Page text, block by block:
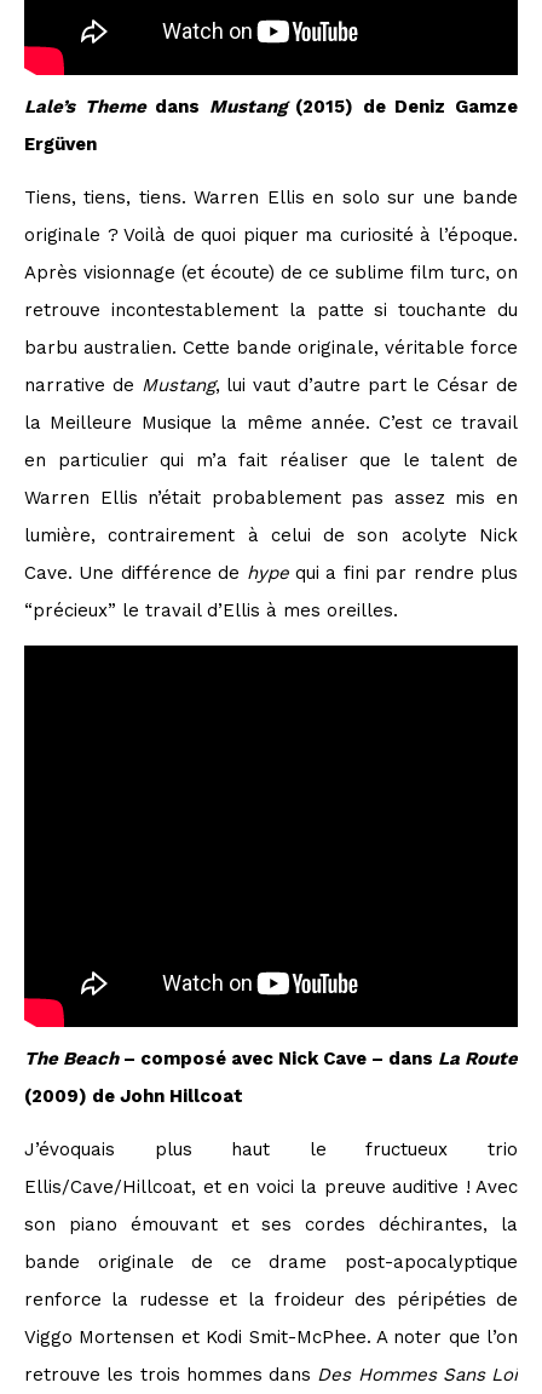
Lale’s Themedans Mustang(2015) de Deniz Gamze
Ergüven
Tiens, tiens, tiens. Warren Ellis en solo sur une bande
originale ? Voilà de quoi piquer ma curiosité à l’époque.
Après visionnage (et écoute) de ce sublime film turc, on
retrouve incontestablement la patte si touchante du
barbu australien. Cette bande originale, véritable force
narrative de Mustang, lui vaut d’autre part le César de
la Meilleure Musique la même année. C’est ce travail
en particulier qui m’a fait réaliser que le talent de
Warren Ellis n’était probablement pas assez mis en
lumière, contrairement à celui de son acolyte Nick
Cave. Une différence de hypequi a fini par rendre plus
“précieux” le travail d’Ellis à mes oreilles.
The Beach– composé avec Nick Cave – dans La Route
(2009) de John Hillcoat
J’évoquais plus haut le fructueux trio
Ellis/Cave/Hillcoat, et en voici la preuve auditive ! Avec
son piano émouvant et ses cordes déchirantes, la
bande originale de ce drame post-apocalyptique
renforce la rudesse et la froideur des péripéties de
Viggo Mortensen et Kodi Smit-McPhee. A noter que l’on
retrouve les trois hommes dans Des Hommes Sans Loi